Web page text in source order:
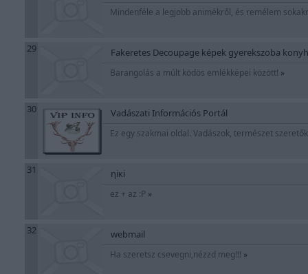
Mindenféle a legjobb animékről, és remélem
29 Fakeretes Decoupage képek gyerekszoba
Barangolás a múlt ködös emlékképei között! »
30 Vadászati Információs Portál
Ez egy szakmai oldal. Vadászok, természet
31 ηiкi
ez + az :P »
32 webmail
Ha szeretsz csevegni,nézzd meg!!! »